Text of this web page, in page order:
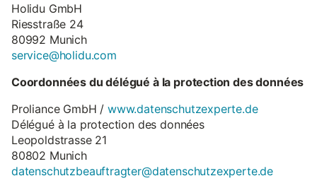
Holidu GmbH
Riesstraße 24
80992 Munich
service@holidu.com
Coordonnées du délégué à la protection des données
Proliance GmbH /www.datenschutzexperte.de
Délégué à la protection des données
Leopoldstrasse 21
80802 Munich
datenschutzbeauftragter@datenschutzexperte.de